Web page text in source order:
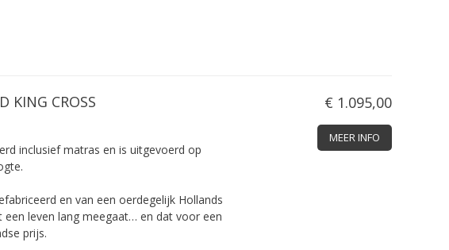
KING CROSS € 1.095,00
MEER INFO
inclusief matras en is uitgevoerd op
en van een ­oerdegelijk ­Hollands
een leven lang ­meegaat… en dat voor een
prijs.